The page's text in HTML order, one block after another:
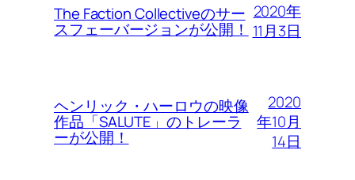
The Faction Collectiveのサー
スフェーバージョンが公開！
2020年
11月3日
ヘンリック・ハーロウの映像
作品「SALUTE」のトレーラ
ーが公開！
2020
年10月
14日